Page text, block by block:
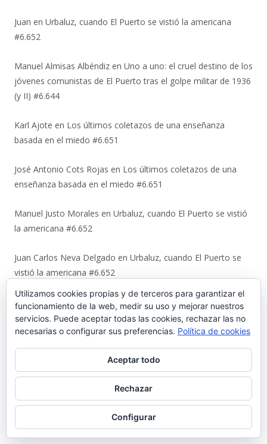
Juan en Urbaluz, cuando El Puerto se vistió la americana
#6.652
Manuel Almisas Albéndiz en Uno a uno: el cruel destino de los
jóvenes comunistas de El Puerto tras el golpe militar de 1936
(y II) #6.644
Karl Ajote en Los últimos coletazos de una enseñanza
basada en el miedo #6.651
José Antonio Cots Rojas en Los últimos coletazos de una
enseñanza basada en el miedo #6.651
Manuel Justo Morales en Urbaluz, cuando El Puerto se vistió
la americana #6.652
Juan Carlos Neva Delgado en Urbaluz, cuando El Puerto se
vistió la americana #6.652
Magdalena Rodríguez Lara en Urbaluz, cuando El Puerto se
vistió la americana #6.652
Utilizamos cookies propias y de terceros para garantizar el
funcionamiento de la web, medir su uso y mejorar nuestros
servicios. Puede aceptar todas las cookies, rechazar las no
necesarias o configurar sus preferencias. Política de cookies
Aceptar todo
Rechazar
Configurar